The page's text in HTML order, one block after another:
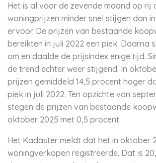
Het is al voor de zevende maand op rij
woningprijzen minder snel stijgen dan
ervoor. De prijzen van bestaande
bereikten in juli 2022 een piek. Daarna
om en daalde de prijsindex enige tijd.
de trend echter weer stijgend. In
prijzen gemiddeld 14,5 procent hoger
piek in juli 2022. Ten opzichte van
stegen de prijzen van bestaande
oktober 2025 met 0,5 procent.
Het Kadaster meldt dat het in oktober
woningverkopen registreerde. Dat is